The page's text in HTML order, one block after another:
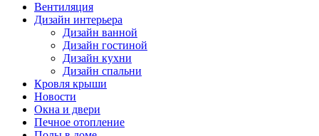
Вентиляция
Дизайн интерьера
Дизайн ванной
Дизайн гостиной
Дизайн кухни
Дизайн спальни
Кровля крыши
Новости
Окна и двери
Печное отопление